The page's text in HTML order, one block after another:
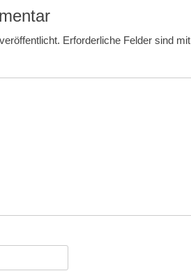
Erforderliche Felder sind mit